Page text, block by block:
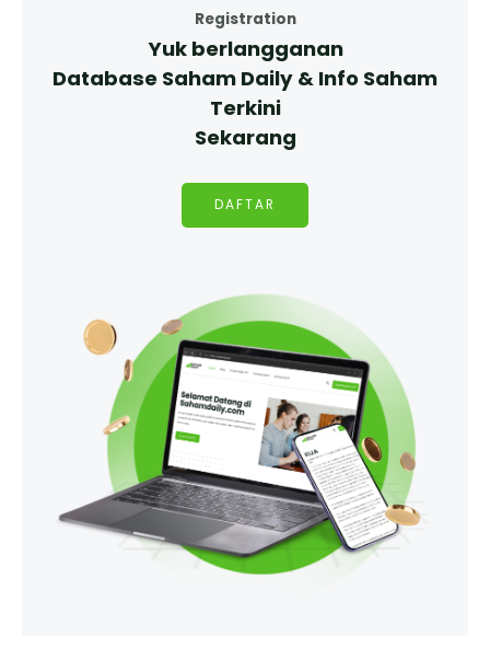
Registration
Yuk berlangganan
Database Saham Daily & Info Saham
Terkini
Sekarang
DAFTAR